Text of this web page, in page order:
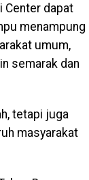
Center dapat
menampung
umum,
semarak dan
tetapi juga
masyarakat